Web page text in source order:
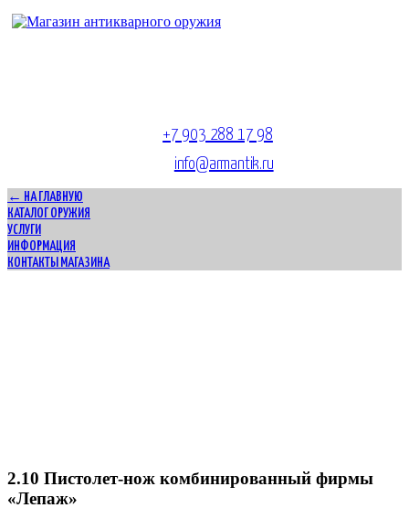
+7 903 288 17 98
info@armantik.ru
← НА ГЛАВНУЮ
КАТАЛОГ ОРУЖИЯ
УСЛУГИ
ИНФОРМАЦИЯ
КОНТАКТЫ МАГАЗИНА
2.10 Пистолет-нож комбинированный фирмы
«Лепаж»